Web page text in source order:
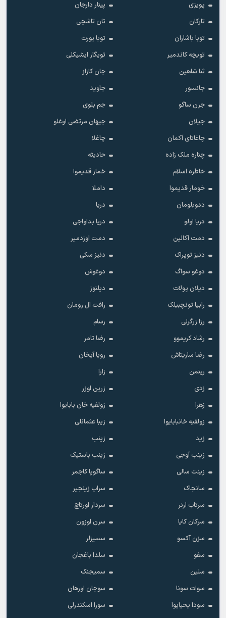
پویزی
پینار دارجان
تارکان
تان تاشچی
توبا باشاران
توبا یورت
تویچه کاندمیر
تویگار ایشیکلی
ثنا شاهین
جان کازاز
جانسور
جاوید
جرن ساگو
جم بلوی
جیلان
جیهان مرتضی اوغلو
چاغاتای آکمان
چاغلا
چناره ملک زاده
حادیثه
خاطره اسلام
خمار قدیموا
خومار قدیموا
داملا
ددوبلومان
دریا
دریا اولو
دریا بداواجی
دمت آکالین
دمت اوزدمیر
دنیز توپراک
دنیز سکی
دوغو سواگ
دوغوش
دیلان پولات
دیلنوز
رابیا تونچبیلک
رافت ال رومان
رزا زرگرلی
رسام
رشاد کریموو
رضا تامر
رضا ساریتاش
رویا آیخان
رینمن
زارا
زدی
زرین اوزر
زهرا
زولفیه خان بابایوا
زولفیه خانبابایوا
زیبا عثمانلی
زید
زینب
زینب آوجی
زینب باستیک
زینت سالی
ساگوپا کاجمر
سانجاک
سراپ زینجیر
سرتاب ارنر
سردار اورتاچ
سرکان کایا
سرن اوزون
سزن آکسو
سسیزلر
سفو
سلدا باغجان
سلین
سمیجنک
سوات سونا
سوجان اورهان
سودا یحیایوا
سورا اسکندرلی